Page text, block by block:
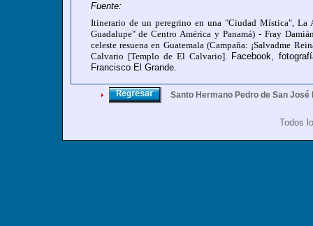
Fuente:
Itinerario de un peregrino en una "Ciudad Mística", La
Guadalupe" de Centro América y Panamá) - Fray
celeste resuena en Guatemala (Campaña: ¡Salvadme
Calvario [Templo de El Calvario]. Facebook,
Francisco El Grande.
Santo Hermano Pedro de San José
Todos